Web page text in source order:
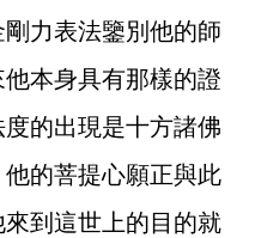
力表法鑒別他的師
本身具有那樣的證
的出現是十方諸佛
的菩提心願正與此
到這世上的目的就